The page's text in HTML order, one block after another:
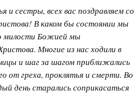
и сестры, всех вас поздравляем со
В каком бы состоянии мы
милости Божией мы
Многие из нас ходили в
и шаг за шагом приближались
от греха, проклятья и смерти. Во
день старались соприкасаться